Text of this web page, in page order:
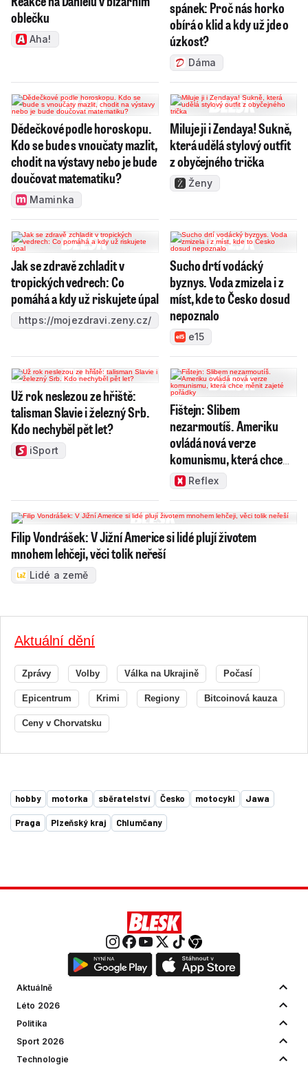
oblečku
Aha!
spánek: Proč nás horko
obírá o klid a kdy už jde o
úzkost?
Dáma
Dědečkové podle horoskopu.
Kdo se bude s vnoučaty mazlit,
chodit na výstavy nebo je bude
doučovat matematiku?
Maminka
Miluje ji i Zendaya! Sukně,
která udělá stylový outfit
z obyčejného trička
Ženy
Jak se zdravě zchladit v
tropických vedrech: Co
pomáhá a kdy už riskujete úpal
https://mojezdravi.zeny.cz/
Sucho drtí vodácký
byznys. Voda zmizela i z
míst, kde to Česko dosud
nepoznalo
e15
Už rok neslezou ze hřiště:
talisman Slavie i železný Srb.
Kdo nechyběl pět let?
iSport
Fištejn: Slibem
nezarmoutíš. Ameriku
ovládá nová verze
komunismu, která chce
měnit zajeté pořádky
Reflex
Filip Vondrášek: V Jižní Americe si lidé plují životem
mnohem lehčeji, věci tolik neřeší
Lidé a země
Aktuální dění
Zprávy Volby Válka na Ukrajině Počasí
Epicentrum Krimi Regiony Bitcoinová kauza
Ceny v Chorvatsku
hobby motorka sběratelství Česko motocykl Jawa
Praga Plzeňský kraj Chlumčany
Aktuálně
Léto 2026
Politika
Sport 2026
Technologie